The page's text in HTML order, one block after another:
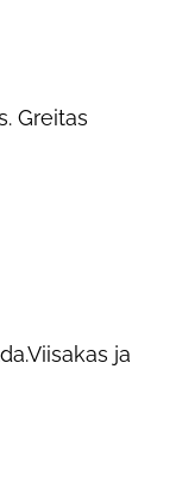
Greitas
ja